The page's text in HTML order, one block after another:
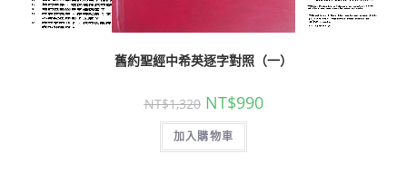
舊約聖經中希英逐字對照（一）
NT$1,320 NT$990
加入購物車